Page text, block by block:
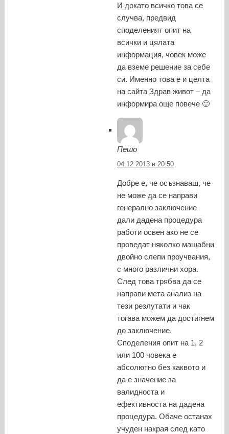
И докато всичко това се
случва, предвид
споделеният опит на
всички и цялата
информация, човек може
да вземе решение за себе
си. Именно това е и целта
на сайта Здрав живот – да
информира още повече 🙂
Пешо
04.12.2013 в 20:50
Добре е, че осъзнаваш, че
не може да се направи
генерално заключение
дали дадена процедура
работи освен ако не се
проведат няколко мащабни
двойно слепи проучвания,
с много различни хора.
След това трябва да се
направи мета анализ на
тези резлутати и чак
тогава можем да достигнем
до заключение.
Споделения опит на 1, 2
или 100 човека е
абсолютно без каквото и
да е значение за
валидноста и
ефективноста на дадена
процедура. Обаче останах
учуден накрая след като